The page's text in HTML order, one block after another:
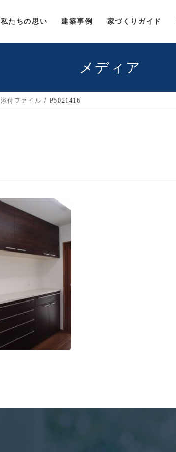
私たちの思い 建築事例 家づくりガイド
メディア
添付ファイル P5021416